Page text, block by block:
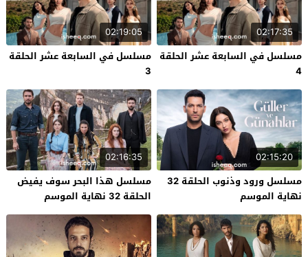
02:17:35
مسلسل في السابعة عشر الحلقة
4
02:19:05
مسلسل في السابعة عشر الحلقة
3
02:15:20
مسلسل ورود وذنوب الحلقة 32
نهاية الموسم
02:16:35
مسلسل هذا البحر سوف يفيض
الحلقة 32 نهاية الموسم